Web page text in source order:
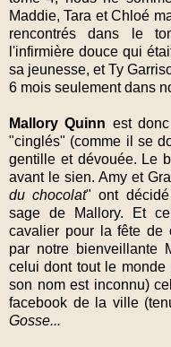
Maddie, Tara et Chloé
rencontrés dans le
l'infirmière douce qui
sa jeunesse, et Ty
6 mois seulement dans
Mallory Quinn est
"cinglés" (comme il se
gentille et dévouée. Le
avant le sien. Amy et
du chocolat" ont
sage de Mallory. Et
cavalier pour la fête de
par notre bienveillante
celui dont tout le monde
son nom est inconnu)
facebook de la ville
Gosse...